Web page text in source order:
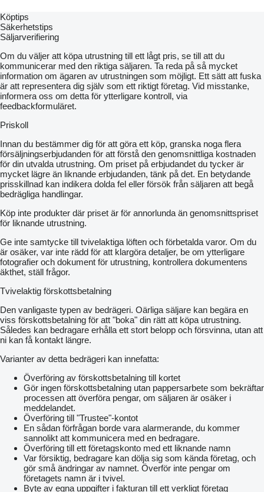
Köptips
Säkerhetstips
Säljarverifiering
Om du väljer att köpa utrustning till ett lågt pris, se till att du
kommunicerar med den riktiga säljaren. Ta reda på så mycket
information om ägaren av utrustningen som möjligt. Ett sätt att fuska
är att representera dig själv som ett riktigt företag. Vid misstanke,
informera oss om detta för ytterligare kontroll, via
feedbackformuläret.
Priskoll
Innan du bestämmer dig för att göra ett köp, granska noga flera
försäljningserbjudanden för att förstå den genomsnittliga kostnaden
för din utvalda utrustning. Om priset på erbjudandet du tycker är
mycket lägre än liknande erbjudanden, tänk på det. En betydande
prisskillnad kan indikera dolda fel eller försök från säljaren att begå
bedrägliga handlingar.
Köp inte produkter där priset är för annorlunda än genomsnittspriset
för liknande utrustning.
Ge inte samtycke till tvivelaktiga löften och förbetalda varor. Om du
är osäker, var inte rädd för att klargöra detaljer, be om ytterligare
fotografier och dokument för utrustning, kontrollera dokumentens
äkthet, ställ frågor.
Tvivelaktig förskottsbetalning
Den vanligaste typen av bedrägeri. Oärliga säljare kan begära en
viss förskottsbetalning för att "boka" din rätt att köpa utrustning.
Således kan bedragare erhålla ett stort belopp och försvinna, utan att
ni kan få kontakt längre.
Varianter av detta bedrägeri kan innefatta:
Överföring av förskottsbetalning till kortet
Gör ingen förskottsbetalning utan pappersarbete som bekräftar
processen att överföra pengar, om säljaren är osäker i
meddelandet.
Överföring till "Trustee"-kontot
En sådan förfrågan borde vara alarmerande, du kommer
sannolikt att kommunicera med en bedragare.
Överföring till ett företagskonto med ett liknande namn
Var försiktig, bedragare kan dölja sig som kända företag, och
gör små ändringar av namnet. Överför inte pengar om
företagets namn är i tvivel.
Byte av egna uppgifter i fakturan till ett verkligt företag